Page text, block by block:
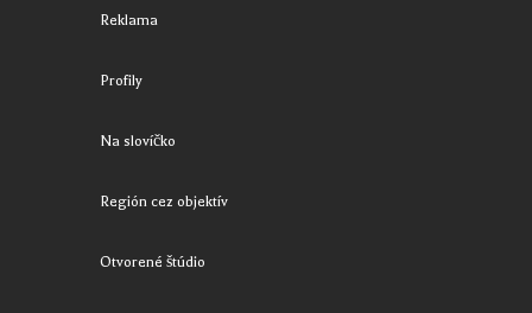
Reklama
Profily
Na slovíčko
Región cez objektív
Otvorené štúdio